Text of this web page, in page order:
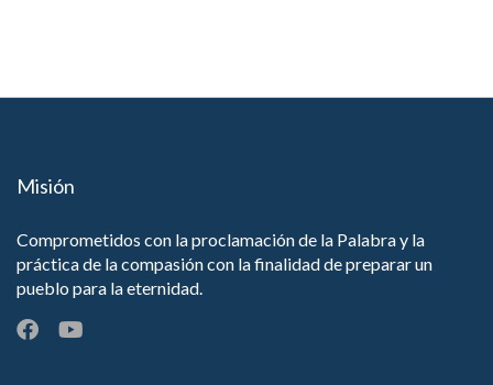
Misión
Comprometidos con la proclamación de la Palabra y la
práctica de la compasión con la finalidad de preparar un
pueblo para la eternidad.